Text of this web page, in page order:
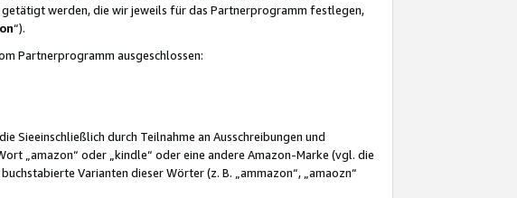
werden, die wir jeweils für das Partnerprogramm festlegen,
“).
Partnerprogramm ausgeschlossen:
Sieeinschließlich durch Teilnahme an Ausschreibungen und
„amazon“ oder „kindle“ oder eine andere Amazon-Marke (vgl. die
Varianten dieser Wörter (z. B. „ammazon“, „amaozn“